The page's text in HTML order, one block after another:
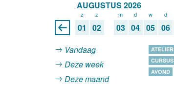
AUGUSTUS 2026
z
01
z
02
m
03
d
04
w
05
d
06
Vandaag
Deze week
Deze maand
ATELIER
CURSUS
AVOND